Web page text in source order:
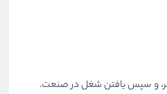
و سپس یافتن شغل در صنعت.